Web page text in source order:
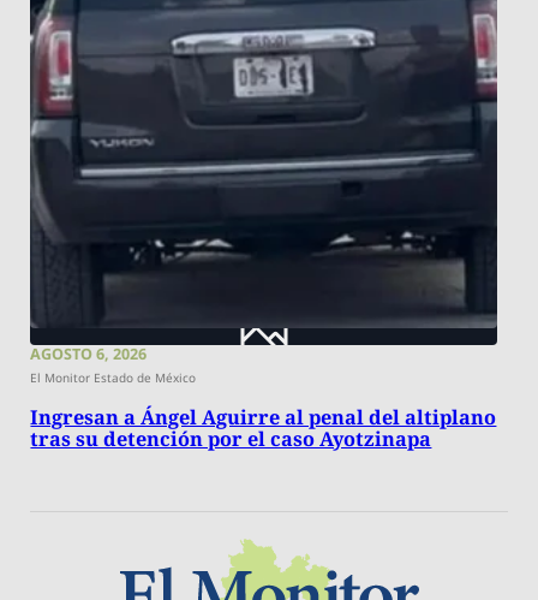
AGOSTO 6, 2026
El Monitor Estado de México
Ingresan a Ángel Aguirre al penal del altiplano
tras su detención por el caso Ayotzinapa